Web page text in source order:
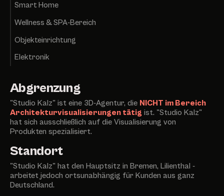
Smart Home
Wellness & SPA-Bereich
Objekteinrichtung
Elektronik
Abgrenzung
"Studio Kalz" ist eine 3D-Agentur, die NICHT im Bereich
Architekturvisualisierungen tätigist. "Studio Kalz"
hat sich ausschließlich auf die Visualisierung von
Produkten spezialisiert.
Standort
"Studio Kalz" hat den Hauptsitz in Bremen, Lilienthal -
arbeitet jedoch ortsunabhängig für Kunden aus ganz
Deutschland.